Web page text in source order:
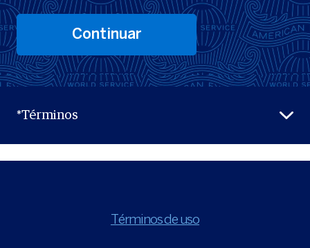
Continuar
*Términos
Términos de uso